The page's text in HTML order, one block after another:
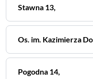
Stawna 13,
Os. im. Kazimierza
Pogodna 14,